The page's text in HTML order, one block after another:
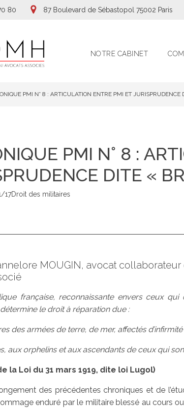
80 87 Boulevard de Sébastopol 75002 Paris
NOTRE CABINET
PMI N° 8 : ARTICULATION ENTRE PMI ET JURISPRUDENCE
PMI N° 8 :
DITE «
17Droit des militaires
MOUGIN, avocat
française, reconnaissante envers ceux
le droit à réparation due :
des armées de terre, de mer, affectés
aux orphelins et aux ascendants de ceux qui
la Loi du 31 mars 1919, dite loi Lugol)
des précédentes chroniques et de
enduré par le militaire blessé au cours